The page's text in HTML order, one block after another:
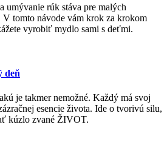
umývanie rúk stáva pre malých
tomto návode vám krok za krokom
vyrobiť mydlo sami s deťmi.
deň
je takmer nemožné. Každý má svoj
esencie života. Ide o tvorivú silu,
kúzlo zvané ŽIVOT.